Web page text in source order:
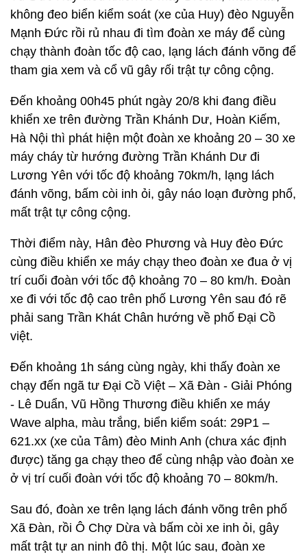
không đeo biển kiểm soát (xe của Huy) đèo Nguyễn
Mạnh Đức rồi rủ nhau đi tìm đoàn xe máy để cùng
chạy thành đoàn tốc độ cao, lạng lách đánh võng để
tham gia xem và cổ vũ gây rối trật tự công cộng.
Đến khoảng 00h45 phút ngày 20/8 khi đang điều
khiển xe trên đường Trần Khánh Dư, Hoàn Kiếm,
Hà Nội thì phát hiện một đoàn xe khoảng 20 – 30 xe
máy cháy từ hướng đường Trần Khánh Dư đi
Lương Yên với tốc độ khoảng 70km/h, lạng lách
đánh võng, bấm còi inh ỏi, gây náo loạn đường phố,
mất trật tự công cộng.
Thời điểm này, Hân đèo Phương và Huy đèo Đức
cùng điều khiển xe máy chạy theo đoàn xe đua ở vị
trí cuối đoàn với tốc độ khoảng 70 – 80 km/h. Đoàn
xe đi với tốc độ cao trên phố Lương Yên sau đó rẽ
phải sang Trần Khát Chân hướng về phố Đại Cồ
việt.
Đến khoảng 1h sáng cùng ngày, khi thấy đoàn xe
chạy đến ngã tư Đại Cồ Việt – Xã Đàn - Giải Phóng
- Lê Duẩn, Vũ Hồng Thương điều khiển xe máy
Wave alpha, màu trắng, biển kiểm soát: 29P1 –
621.xx (xe của Tâm) đèo Minh Anh (chưa xác định
được) tăng ga chạy theo để cùng nhập vào đoàn xe
ở vị trí cuối đoàn với tốc độ khoảng 70 – 80km/h.
Sau đó, đoàn xe trên lạng lách đánh võng trên phố
Xã Đàn, rồi Ô Chợ Dừa và bấm còi xe inh ỏi, gây
mất trật tự an ninh đô thị. Một lúc sau, đoàn xe